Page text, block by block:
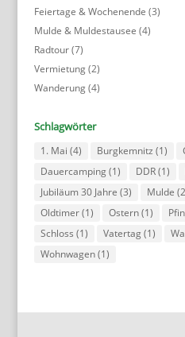
Feiertage & Wochenende (3)
Mulde & Muldestausee (4)
Radtour(7)
Vermietung(2)
Wanderung(4)
Schlagwörter
1. Mai (4) Burgkemnitz (1)
Dauercamping(1) DDR(1)
Jubiläum 30 Jahre (3) Mulde
Oldtimer(1) Ostern(1)
Schloss (1) Vatertag(1)
Wohnwagen(1)